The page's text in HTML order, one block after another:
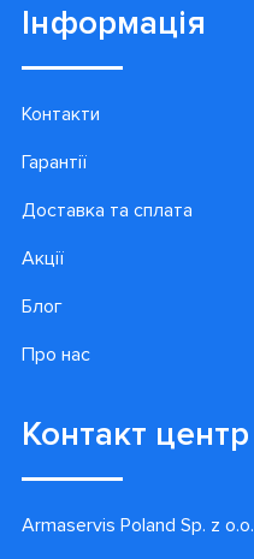
Інформація
Контакти
Гарантії
Доставка та сплата
Акції
Блог
Про нас
Контакт центр
Armaservis Poland Sp. z o.o.